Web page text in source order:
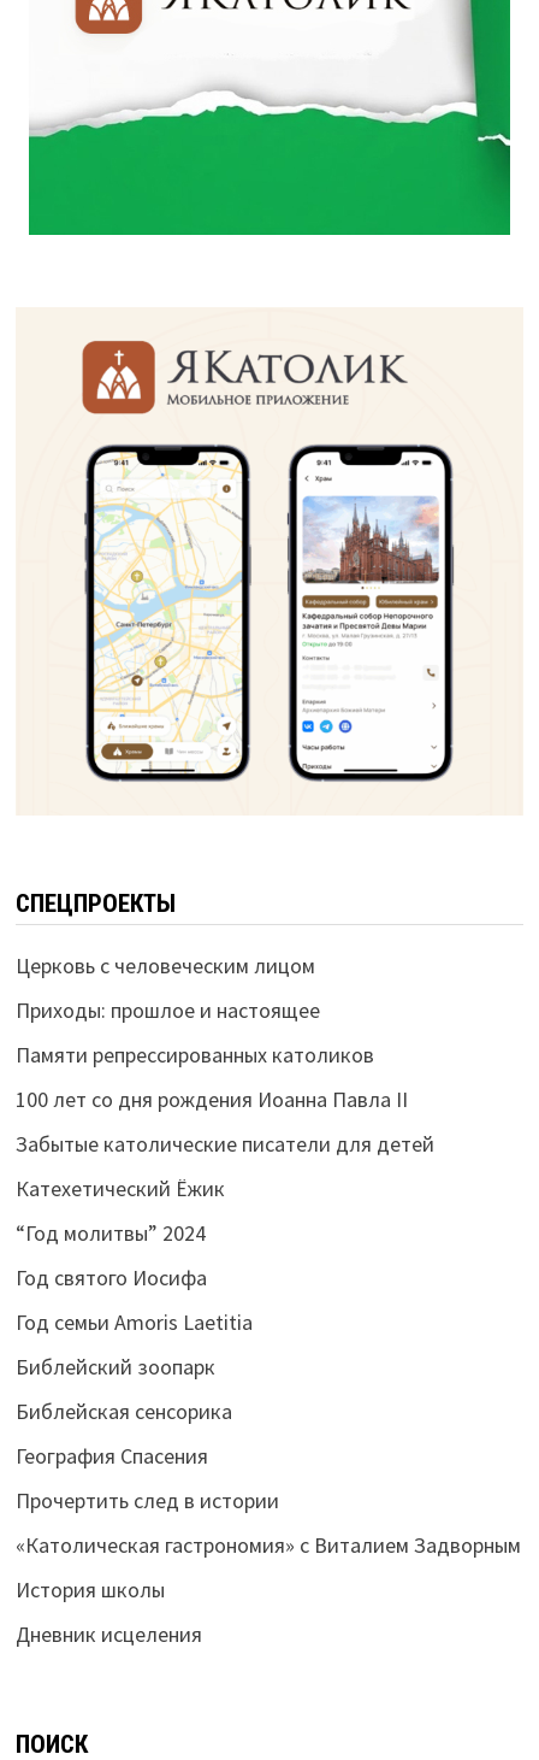
СПЕЦПРОЕКТЫ
Церковь с человеческим лицом
Приходы: прошлое и настоящее
Памяти репрессированных католиков
100 лет со дня рождения Иоанна Павла II
Забытые католические писатели для детей
Катехетический Ёжик
“Год молитвы” 2024
Год святого Иосифа
Год семьи Amoris Laetitia
Библейский зоопарк
Библейская сенсорика
География Спасения
Прочертить след в истории
«Католическая гастрономия» с Виталием Задворным
История школы
Дневник исцеления
ПОИСК